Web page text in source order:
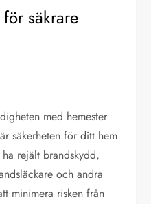
säkrare
med hemester
säkerheten för ditt hem
rejält brandskydd,
och andra
minimera risken från